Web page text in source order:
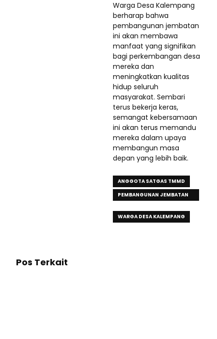
Warga Desa Kalempang
berharap bahwa
pembangunan jembatan
ini akan membawa
manfaat yang signifikan
bagi perkembangan desa
mereka dan
meningkatkan kualitas
hidup seluruh
masyarakat. Sembari
terus bekerja keras,
semangat kebersamaan
ini akan terus memandu
mereka dalam upaya
membangun masa
depan yang lebih baik.
ANGGOTA SATGAS TMMD
PEMBANGUNAN JEMBATAN
WARGA DESA KALEMPANG
Pos Terkait